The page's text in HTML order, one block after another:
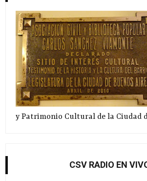
y Patrimonio Cultural de la Ciudad
CSV RADIO EN